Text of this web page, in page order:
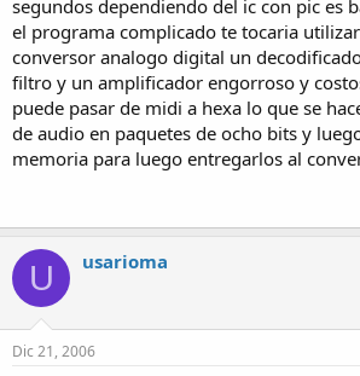
segundos dependiendo del ic con pic es
el programa complicado te tocaria
conversor analogo digital un
filtro y un amplificador engorroso y
puede pasar de midi a hexa lo que se
de audio en paquetes de ocho bits y
memoria para luego entregarlos al
U usarioma
Dic 21, 2006